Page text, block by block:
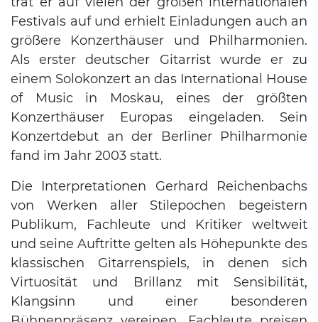
Festivals auf und erhielt Einladungen auch an
größere Konzerthäuser und Philharmonien.
Als erster deutscher Gitarrist wurde er zu
einem Solokonzert an das International House
of Music in Moskau, eines der größten
Konzerthäuser Europas eingeladen. Sein
Konzertdebut an der Berliner Philharmonie
fand im Jahr 2003 statt.
Die Interpretationen Gerhard Reichenbachs
von Werken aller Stilepochen begeistern
Publikum, Fachleute und Kritiker weltweit
und seine Auftritte gelten als Höhepunkte des
klassischen Gitarrenspiels, in denen sich
Virtuosität und Brillanz mit Sensibilität,
Klangsinn und einer besonderen